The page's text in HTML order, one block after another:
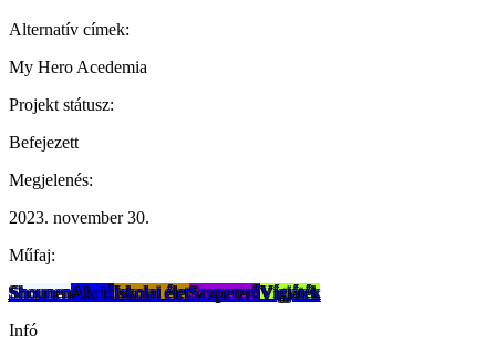
Alternatív címek:
My Hero Acedemia
Projekt státusz:
Befejezett
Megjelenés:
2023. november 30.
Műfaj:
ShounenAkcióIskolai életSzupererőVígjáték
Infó